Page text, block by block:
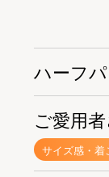
ハーフ
ご愛用
サイズ感・着